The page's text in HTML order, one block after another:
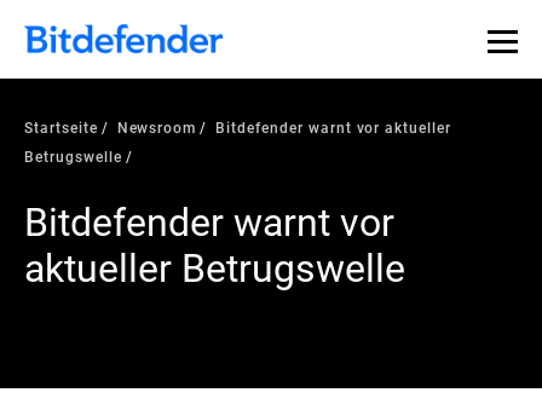
Startseite Newsroom
Bitdefender warnt vor aktueller
Betrugswelle
Bitdefender warnt vor
aktueller Betrugswelle